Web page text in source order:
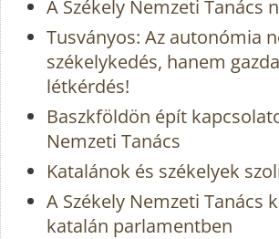
A Székely Nemzeti Tanács
Tusványos: Az autonómia
székelykedés, hanem
létkérdés!
Baszkföldön épít
Nemzeti Tanács
Katalánok és székelyek
A Székely Nemzeti Tanács
katalán parlamentben